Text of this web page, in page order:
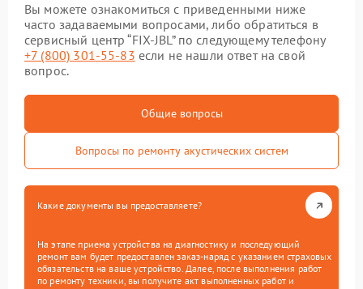
Вы можете ознакомиться с приведенными ниже
часто задаваемыми вопросами, либо обратиться в
сервисный центр “FIX-JBL” по следующему телефону
+7 (800) 301-55-83 если не нашли ответ на свой
вопрос.
Общие вопросы
Вопросы по ремонту акустических систем
Какие документы вы предоставляете?
На этапе приема устройства на диагностику и последующий
ремонт вам будет предоставлен заказ-наряд с указанием страховых
обязательств на ваше устройство. Далее, после выполнения работ
по ремонту техники, вы получите акт выполненных работ и